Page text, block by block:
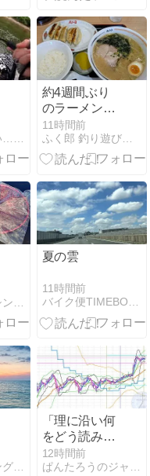
約4週間ぶり
のラーメン
が、脳が飛ぶ
ほど美味かっ
た件
11時間前
ふく郎 釣り遊びの森
夏の雲
11時間前
バイク便TIMEBOX社長ブログ２
とある浜松アングラーの一生
「理に沿い何
をどう読み取
るのか？」
12時間前